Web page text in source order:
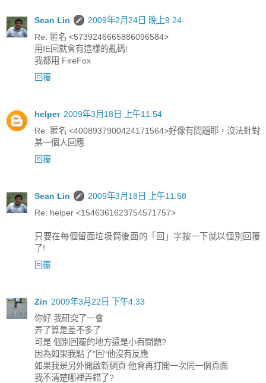
Sean Lin
2009年2月24日 晚上9:24
Re: 匿名 <5739246665886096584>
用IE回就會有這樣的亂碼!
我都用 FireFox
回覆
helper 2009年3月18日 上午11:54
Re: 匿名 <4008937900424171564>好像有問題耶，沒法針對
某一個人回應
回覆
Sean Lin
2009年3月18日 上午11:58
Re: helper <1546361623754571757>
只要在每個留面垃圾筒後面的「回」字按一下就以個別回覆
了!
回覆
Zin 2009年3月22日 下午4:33
你好 我研究了一會
弄了算是差不多了
可是 個別回覆的地方還是小有問題?
因為如果我點了"回"他沒有反應
如果我是另外開啟新網頁 他會再打開一次同一個頁面
我不清楚哪裡弄錯了?